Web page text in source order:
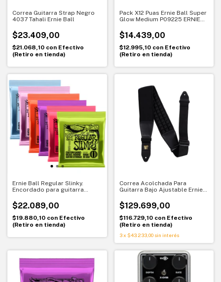
Correa Guitarra Strap Negro
4037 Tahali Ernie Ball
$23.409,00
$21.068,10 con Efectivo
(Retiro en tienda)
Pack X12 Puas Ernie Ball Super
Glow Medium P09225 ERNIE
$14.439,00
$12.995,10 con Efectivo
(Retiro en tienda)
Ernie Ball Regular Slinky.
Encordado para guitarra
clásico
$22.089,00
$19.880,10 con Efectivo
(Retiro en tienda)
Correa Acolchada Para
Guitarra Bajo Ajustable Ernie
$129.699,00
$116.729,10 con Efectivo
(Retiro en tienda)
3 x $43.233,00 sin interés